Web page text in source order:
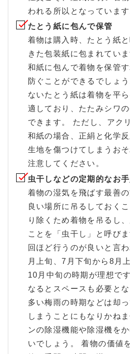
われる所以となっています
たとう紙に包んで保管
着物は購入時、たとう紙
きた包装紙に包まれてい
和紙に包んで着物を保管
防ぐことができるでしょ
ないたとう紙は着物を平
適しており、たたみシワ
できます。 ただし、アク
和紙の場合、正絹と化学
生地を傷つけてしまうお
注意してください。
虫干しなどの定期的なお
着物の湿気を飛ばす最善
良い場所に吊るしておく
り除くため着物を吊るし
ことを「虫干し」と呼び
回ほど行うのが良いと言
月上旬、7月下旬から8月
10月中旬の時期が理想で
なるとスペースも必要と
多い梅雨の時期などは却
しまうことにもなりかね
ンの除湿機能や除湿機を
いでしょう。 着物の価値